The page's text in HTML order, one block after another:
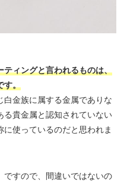
ィングと言われるものは、
す。
金族に属する金属でありな
貴金属と認知されていない
使っているのだと思われま
ですので、間違いではないの